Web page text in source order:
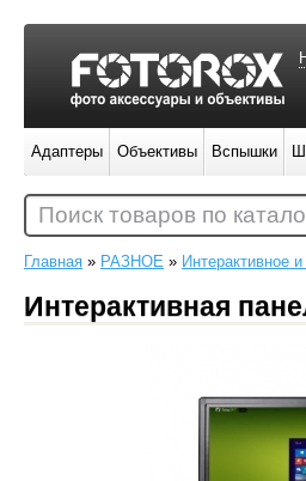
Главная » РАЗНОЕ » Интерактивное
Интерактивная
Адаптеры Объективы Вспышки
Поиск товаров по